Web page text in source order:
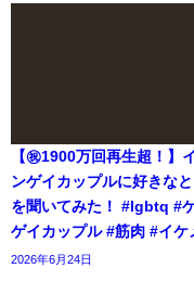
【㊗️1900万回再生超！】
ンゲイカップルに好きな
を聞いてみた！ #lgbtq #
ゲイカップル #筋肉 #イケ
2026年6月24日